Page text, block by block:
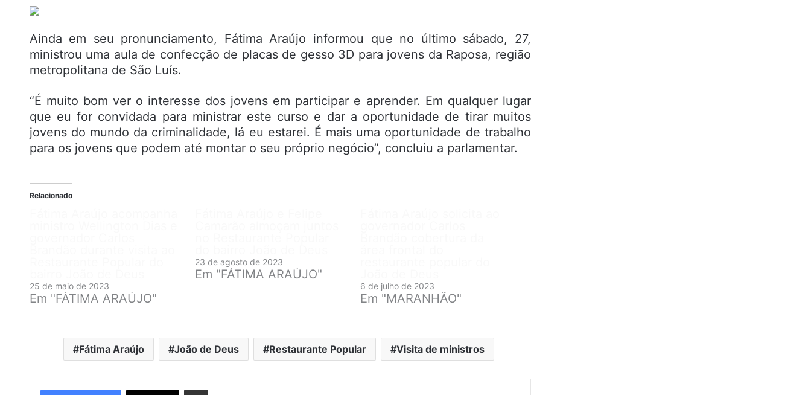
Ainda em seu pronunciamento, Fátima Araújo informou que no último sábado, 27,
ministrou uma aula de confecção de placas de gesso 3D para jovens da Raposa, região
metropolitana de São Luís.
“É muito bom ver o interesse dos jovens em participar e aprender. Em qualquer lugar
que eu for convidada para ministrar este curso e dar a oportunidade de tirar muitos
jovens do mundo da criminalidade, lá eu estarei. É mais uma oportunidade de trabalho
para os jovens que podem até montar o seu próprio negócio”, concluiu a parlamentar.
Relacionado
25 de maio de 2023
Em "FÁTIMA ARAÚJO"
23 de agosto de 2023
Em "FÁTIMA ARAÚJO"
6 de julho de 2023
Em "MARANHÃO"
Fátima Araújo João de Deus Restaurante Popular Visita de ministros
Compartilhar por e-mail